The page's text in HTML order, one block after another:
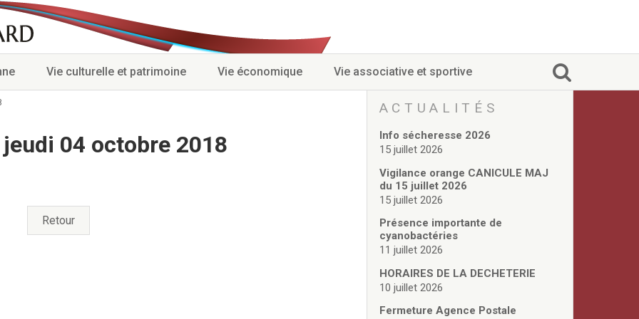
Vie culturelle et patrimoine Vie économique Vie associative et sportive
04 octobre 2018
Retour
ACTUALITÉS
Info sécheresse 2026
15 juillet 2026
Vigilance orange CANICULE MAJ
du 15 juillet 2026
15 juillet 2026
Présence importante de
cyanobactéries
11 juillet 2026
HORAIRES DE LA DECHETERIE
10 juillet 2026
Fermeture Agence Postale